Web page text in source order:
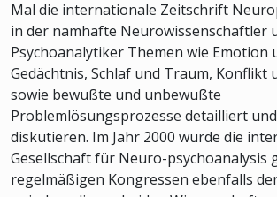
Mal die internationale Zeitschrift
in der namhafte Neurowissenschaftler
Psychoanalytiker Themen wie Emotion
Gedächtnis, Schlaf und Traum, Konflikt
sowie bewußte und unbewußte
Problemlösungsprozesse detailliert
diskutieren. Im Jahr 2000 wurde die
Gesellschaft für Neuro-psychoanalysis
regelmäßigen Kongressen ebenfalls